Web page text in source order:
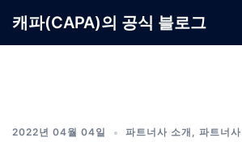
캐파(CAPA)의 공식 블로그
2022년 04월 04일 파트너사 소개 , 파트너